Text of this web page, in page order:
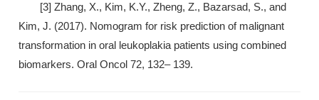
[3] Zhang, X., Kim, K.Y., Zheng, Z., Bazarsad, S., and
Kim, J. (2017). Nomogram for risk prediction of malignant
transformation in oral leukoplakia patients using combined
biomarkers. Oral Oncol 72, 132– 139.